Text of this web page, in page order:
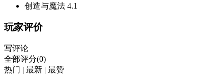
创造与魔法 4.1
玩家评价
写评论
全部评分(0)
热门 | 最新 | 最赞